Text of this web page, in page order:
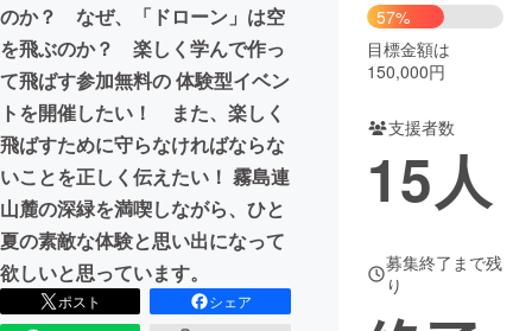
まちづくり・地域活性化
CAMPFIRE for Social Good CAMPFIRE Creation
CAMPFIREふるさと納税machi-ya コミュニティ
のか？ なぜ、「ドローン」は空
を飛ぶのか？ 楽しく学んで作っ
て飛ばす参加無料の 体験型イベン
トを開催したい！ また、楽しく
飛ばすために守らなければならな
いことを正しく伝えたい！ 霧島連
山麓の深緑を満喫しながら、ひと
夏の素敵な体験と思い出になって
欲しいと思っています。
ポスト
シェア
57%
目標金額は
150,000円
支援者数
15人
募集終了まで残
り